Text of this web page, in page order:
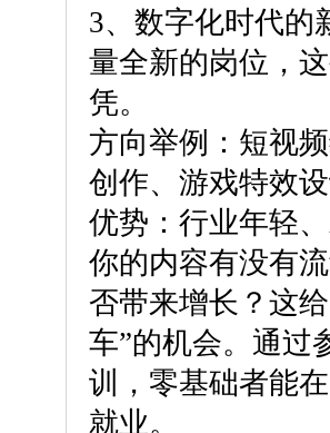
3、数字化时代的
量全新的岗位，
凭。
方向举例：短视
创作、游戏特效
优势：行业年轻
你的内容有没有
否带来增长？这
车”的机会。通过
训，零基础者能
就业。